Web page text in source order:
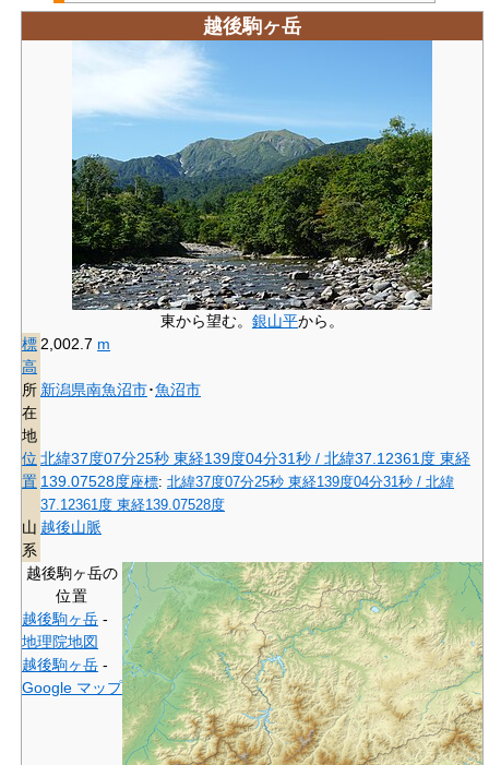
越後駒ヶ岳
東から望む。 銀山平から。
標
高
2,002.7 m
所
在
地
新潟県南魚沼市･魚沼市
位
置
北緯37度07分25秒 東経139度04分31秒 / 北緯37.12361度 東経
139.07528度座標: 北緯37度07分25秒 東経139度04分31秒 / 北緯
37.12361度 東経139.07528度
山
系
越後山脈
越後駒ヶ岳の
位置
越後駒ヶ岳 -
地理院地図
越後駒ヶ岳 -
Google マップ